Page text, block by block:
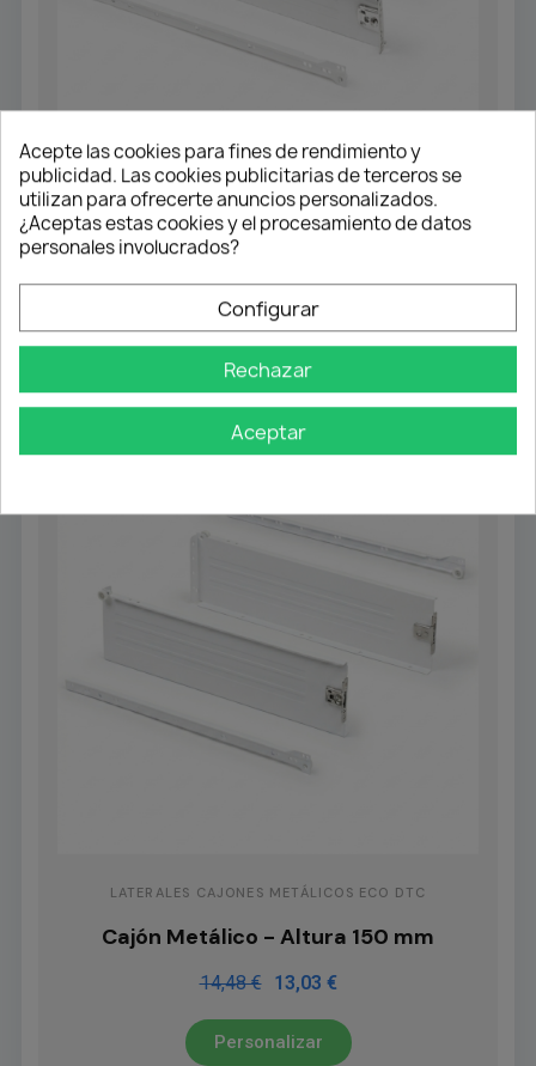
LATERALES CAJONES METÁLICOS ECO DTC
11,74 € 10,57 €
Personalizar
-10%
LATERALES CAJONES METÁLICOS ECO DTC
Cajón Metálico - Altura 150 mm
14,48 € 13,03 €
Personalizar
Acepte las cookies para fines de rendimiento y
publicidad. Las cookies publicitarias de terceros se
utilizan para ofrecerte anuncios personalizados.
¿Aceptas estas cookies y el procesamiento de datos
personales involucrados?
Configurar
Rechazar
Aceptar